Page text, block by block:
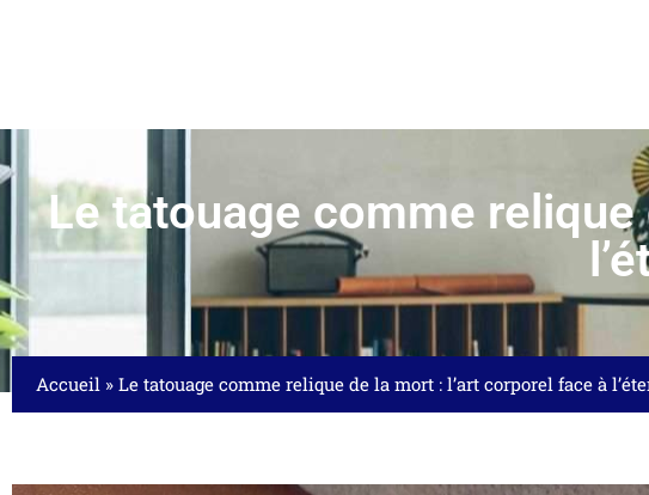
Le tatouage comme
Accueil » Le tatouage comme relique de la mort : l’art corporel face à